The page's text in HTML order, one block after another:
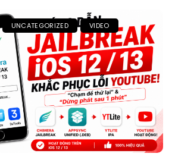
UNCATEGORIZED VIDEO